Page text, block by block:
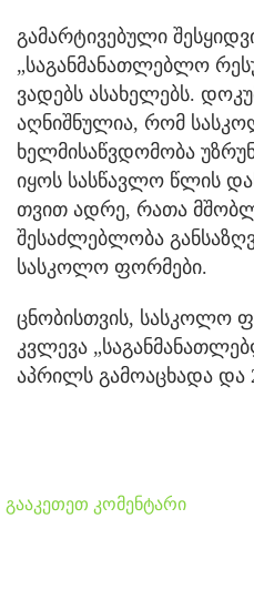
გამარტივებული
„საგანმანათლებლო
ვადებს ასახელებს.
აღნიშნულია, რომ
ხელმისაწვდომობა
იყოს სასწავლო წლის
თვით ადრე, რათა
შესაძლებლობა
სასკოლო ფორმები.
ცნობისთვის, სასკოლო
კვლევა
აპრილს გამოაცხადა
გააკეთეთ კომენტარი